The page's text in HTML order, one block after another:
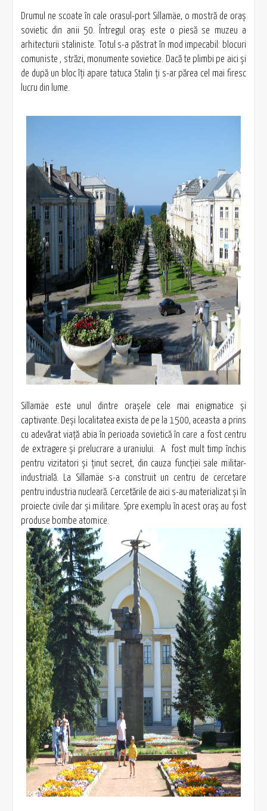
Drumul ne scoate în cale orasul-port Sillamäe, o mostră de oraş
sovietic din anii 50. Întregul oraş este o piesă se muzeu a
arhitecturii staliniste. Totul s-a păstrat în mod impecabil: blocuri
comuniste , străzi, monumente sovietice. Dacă te plimbi pe aici şi
de după un bloc îţi apare tatuca Stalin ţi s-ar părea cel mai firesc
lucru din lume.
Sillamäe este unul dintre orașele cele mai enigmatice şi
captivante. Deşi localitatea exista de pe la 1500, aceasta a prins
cu adevărat viaţă abia în perioada sovietică în care a fost centru
de extragere şi prelucrare a uraniului. A fost mult timp închis
pentru vizitatori și ținut secret, din cauza funcției sale militar-
industrială. La Sillamäe s-a construit un centru de cercetare
pentru industria nucleară. Cercetările de aici s-au materializat şi în
proiecte civile dar şi militare. Spre exemplu în acest oraş au fost
produse bombe atomice.